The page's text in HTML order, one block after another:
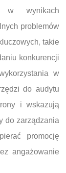
w wynikach
problemów
takie
konkurencji
w
do audytu
i wskazują
do zarządzania
promocję
angażowanie